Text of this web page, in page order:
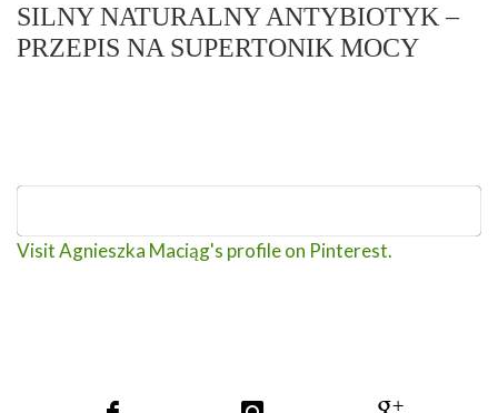
SILNY NATURALNY ANTYBIOTYK –
PRZEPIS NA SUPERTONIK MOCY
Visit Agnieszka Maciąg's profile on Pinterest.